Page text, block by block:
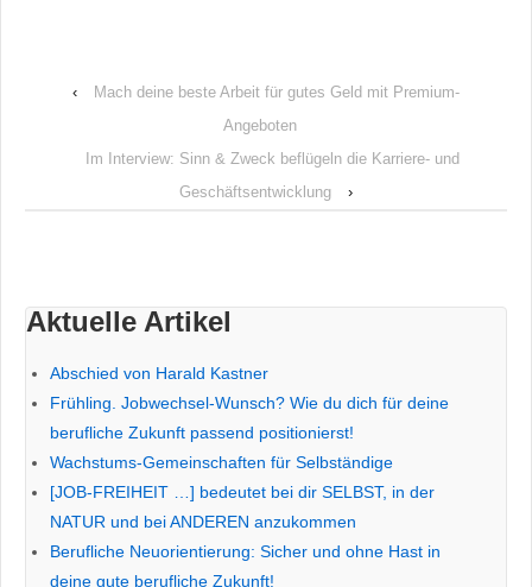
‹
Mach deine beste Arbeit für gutes Geld mit Premium-
Angeboten
Im Interview: Sinn & Zweck beflügeln die Karriere- und
Geschäftsentwicklung
›
Aktuelle Artikel
Abschied von Harald Kastner
Frühling. Jobwechsel-Wunsch? Wie du dich für deine
berufliche Zukunft passend positionierst!
Wachstums-Gemeinschaften für Selbständige
[JOB-FREIHEIT …] bedeutet bei dir SELBST, in der
NATUR und bei ANDEREN anzukommen
Berufliche Neuorientierung: Sicher und ohne Hast in
deine gute berufliche Zukunft!